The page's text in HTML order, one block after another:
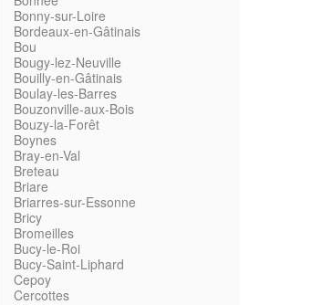
Bonny-sur-Loire
Bordeaux-en-Gâtinais
Bou
Bougy-lez-Neuville
Bouilly-en-Gâtinais
Boulay-les-Barres
Bouzonville-aux-Bois
Bouzy-la-Forêt
Boynes
Bray-en-Val
Breteau
Briare
Briarres-sur-Essonne
Bricy
Bromeilles
Bucy-le-Roi
Bucy-Saint-Liphard
Cepoy
Cercottes